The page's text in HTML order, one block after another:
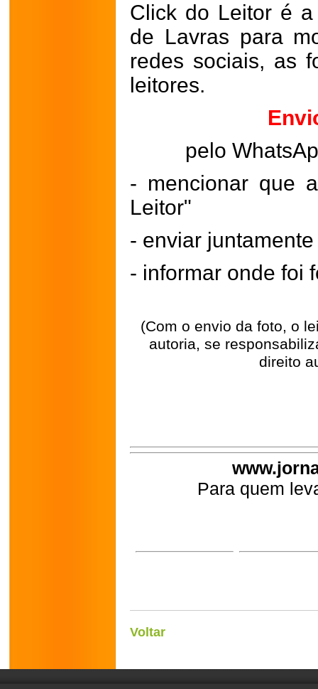
Click do Leitor é
de Lavras para
redes sociais, as
leitores.
pelo
- mencionar que
Leitor"
- enviar
- informar onde foi
(Com o envio da foto, o
autoria, se
direito
Para quem
Voltar